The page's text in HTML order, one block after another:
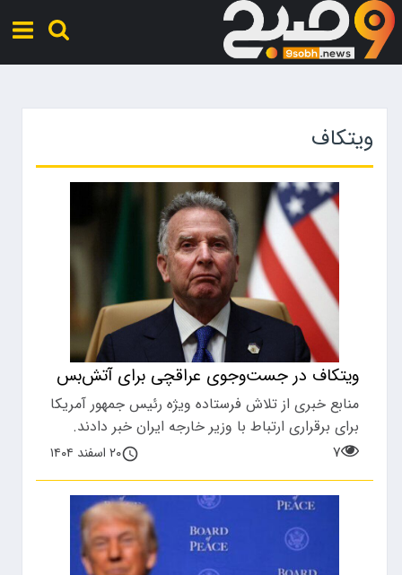
ویتکاف
ویتکاف در جست‌وجوی عراقچی برای آتش‌بس
منابع خبری از تلاش فرستاده ویژه رئیس جمهور آمریکا
برای برقراری ارتباط با وزیر خارجه ایران خبر دادند.
۷
۲۰ اسفند ۱۴۰۴